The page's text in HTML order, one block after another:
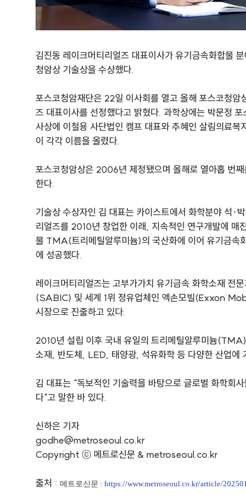
김진동 레이크머티리얼즈 대표이사가 유기금속화합물
청암상 기술상을 수상했다.
포스코청암재단은 22일 이사회를 열고 올해 포스코청암
즈 대표이사를 선정했다고 밝혔다. 과학상에는 박문정
사상에 이철용 사단법인 캠프 대표와 추혜인 살림의료
이 각각 이름을 올렸다.
포스코청암상은 2006년 제정됐으며 올해로 열아홉 번
한다.
기술상 수상자인 김 대표는 카이스트에서 화학분야 석·
리얼즈를 2010년 창업한 이래, 지속적인 연구개발에 매
물 TMA(트리메틸알루미늄)의 국산화에 이어 유기금속
에 성공했다.
레이크머티리얼즈는 고부가가치 유기금속 화학소재 전
(SABIC) 및 세계 1위 정유업체인 엑손모빌(Exxon
시장으로 진출하고 있다.
2010년 설립 이후 국내 유일의 트리메틸알루미늄
소재, 반도체, LED, 태양광, 석유화학 등 다양한 산업에
김 대표는 "독보적인 기술력을 바탕으로 글로벌 화학회
다"고 말한 바 있다.
신하은 기자
godhe@metroseoul.co.kr
Copyright ⓒ 메트로신문 & metroseoul.co.kr
출처 : 메트로신문 : https://www.metroseoul.co.kr/article/